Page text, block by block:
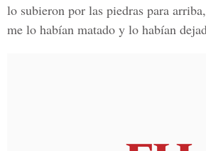
lo subieron por las piedras para
me lo habían matado y lo habían